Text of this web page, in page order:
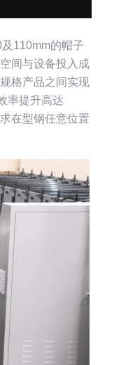
110mm的帽子
间与设备投入成
格产品之间实现
率提升高达
在型钢任意位置